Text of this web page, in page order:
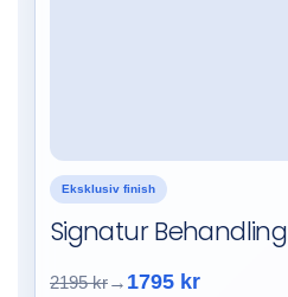
Eksklusiv finish
Signatur Behandling
2195 kr→ 1795 kr